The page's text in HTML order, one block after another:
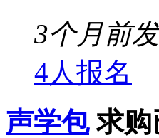
3个月前
4人报名
声学包 求购